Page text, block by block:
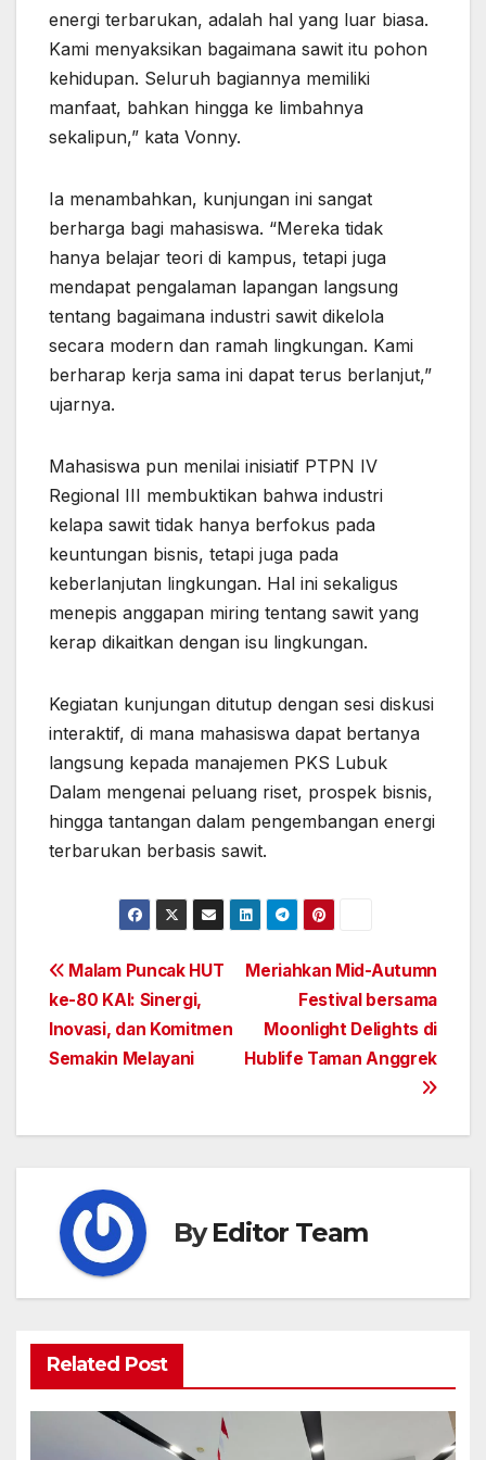
energi terbarukan, adalah hal yang luar biasa.
Kami menyaksikan bagaimana sawit itu pohon
kehidupan. Seluruh bagiannya memiliki
manfaat, bahkan hingga ke limbahnya
sekalipun,” kata Vonny.
Ia menambahkan, kunjungan ini sangat
berharga bagi mahasiswa. “Mereka tidak
hanya belajar teori di kampus, tetapi juga
mendapat pengalaman lapangan langsung
tentang bagaimana industri sawit dikelola
secara modern dan ramah lingkungan. Kami
berharap kerja sama ini dapat terus berlanjut,”
ujarnya.
Mahasiswa pun menilai inisiatif PTPN IV
Regional III membuktikan bahwa industri
kelapa sawit tidak hanya berfokus pada
keuntungan bisnis, tetapi juga pada
keberlanjutan lingkungan. Hal ini sekaligus
menepis anggapan miring tentang sawit yang
kerap dikaitkan dengan isu lingkungan.
Kegiatan kunjungan ditutup dengan sesi diskusi
interaktif, di mana mahasiswa dapat bertanya
langsung kepada manajemen PKS Lubuk
Dalam mengenai peluang riset, prospek bisnis,
hingga tantangan dalam pengembangan energi
terbarukan berbasis sawit.
Post
navigation
Meriahkan Mid-Autumn
Festival bersama
Moonlight Delights di
Hublife Taman Anggrek
Malam Puncak HUT
ke-80 KAI: Sinergi,
Inovasi, dan Komitmen
Semakin Melayani
ByEditor Team
Related Post